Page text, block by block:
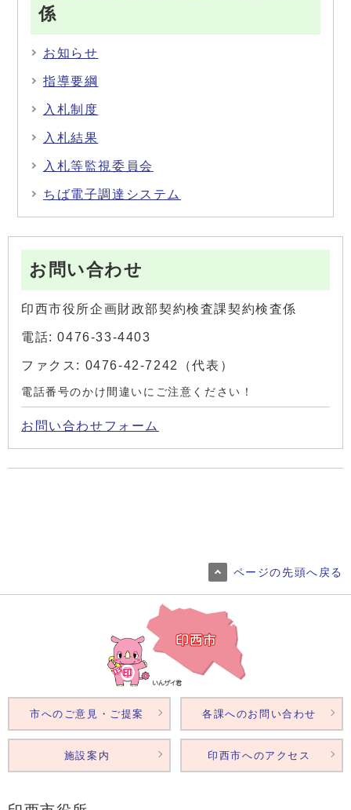
係
お知らせ
指導要綱
入札制度
入札結果
入札等監視委員会
ちば電子調達システム
お問い合わせ
印西市役所企画財政部契約検査課契約検査係
電話: 0476-33-4403
ファクス: 0476-42-7242（代表）
電話番号のかけ間違いにご注意ください！
お問い合わせフォーム
ページの先頭へ戻る
市へのご意見・ご提案 各課へのお問い合わせ
施設案内 印西市へのアクセス